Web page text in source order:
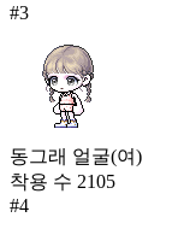
#3
동그래 얼굴(여)
착용 수 2105
#4